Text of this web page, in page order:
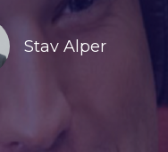
Stav Alper